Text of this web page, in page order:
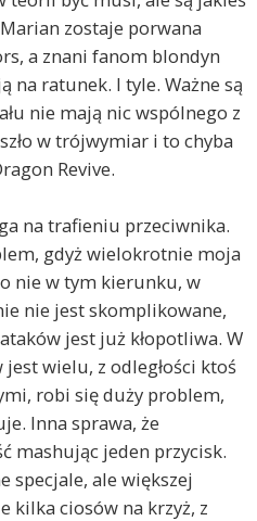
zostaje porwana
a znani fanom blondyn
na ratunek. I tyle. Ważne są
nie mają nic wspólnego z
w trójwymiar i to chyba
Revive.
na trafieniu przeciwnika.
gdyż wielokrotnie moja
nie w tym kierunku, w
nie jest skomplikowane,
jest już kłopotliwa. W
wielu, z odległości ktoś
robi się duży problem,
Inna sprawa, że
mashując jeden przycisk.
specjale, ale większej
kilka ciosów na krzyż, z